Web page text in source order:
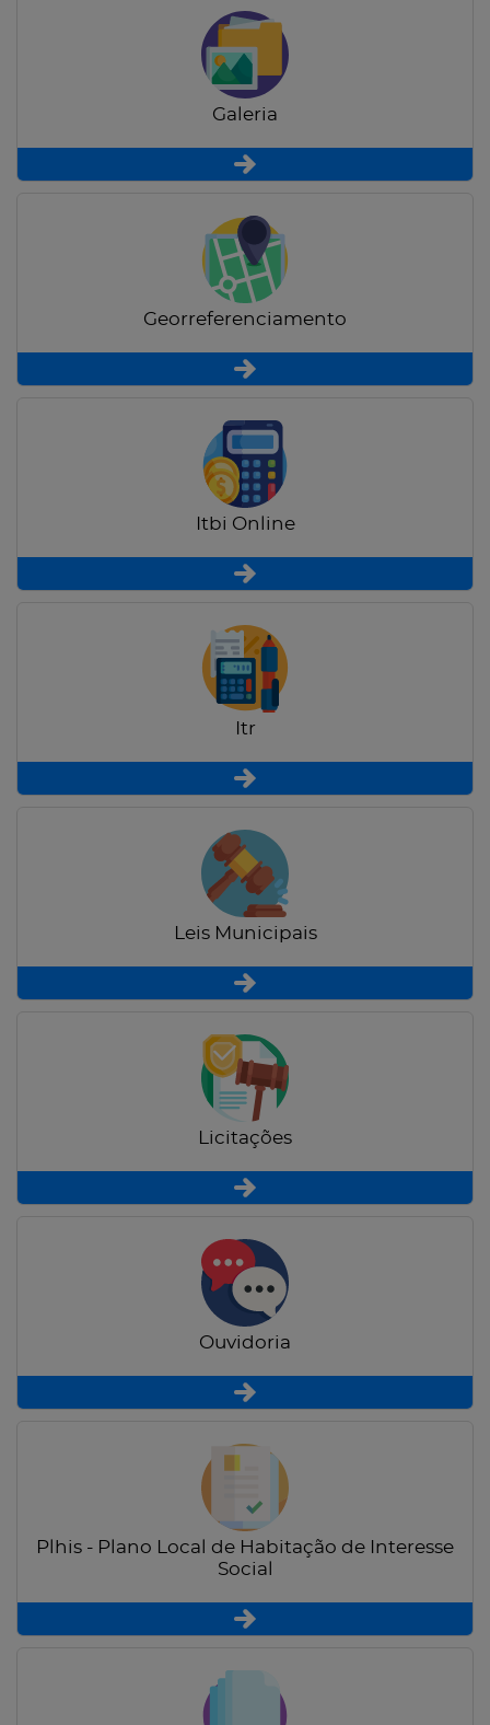
Galeria
Georreferenciamento
Itbi Online
Itr
Leis Municipais
Licitações
Ouvidoria
Plhis - Plano Local de Habitação de Interesse
Social